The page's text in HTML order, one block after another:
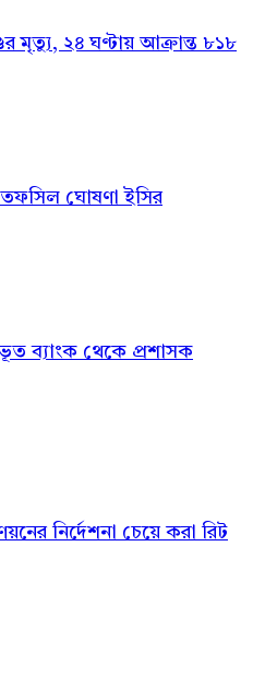
মৃত্যু, ২৪ ঘণ্টায় আক্রান্ত ৮১৮
তফসিল ঘোষণা ইসির
ব্যাংক থেকে প্রশাসক
নির্দেশনা চেয়ে করা রিট